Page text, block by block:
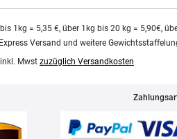
1kg = 5,35 €, über 1kg bis 20 kg = 5,90€,
Versand und weitere
Mwst zuzüglich Versandkosten